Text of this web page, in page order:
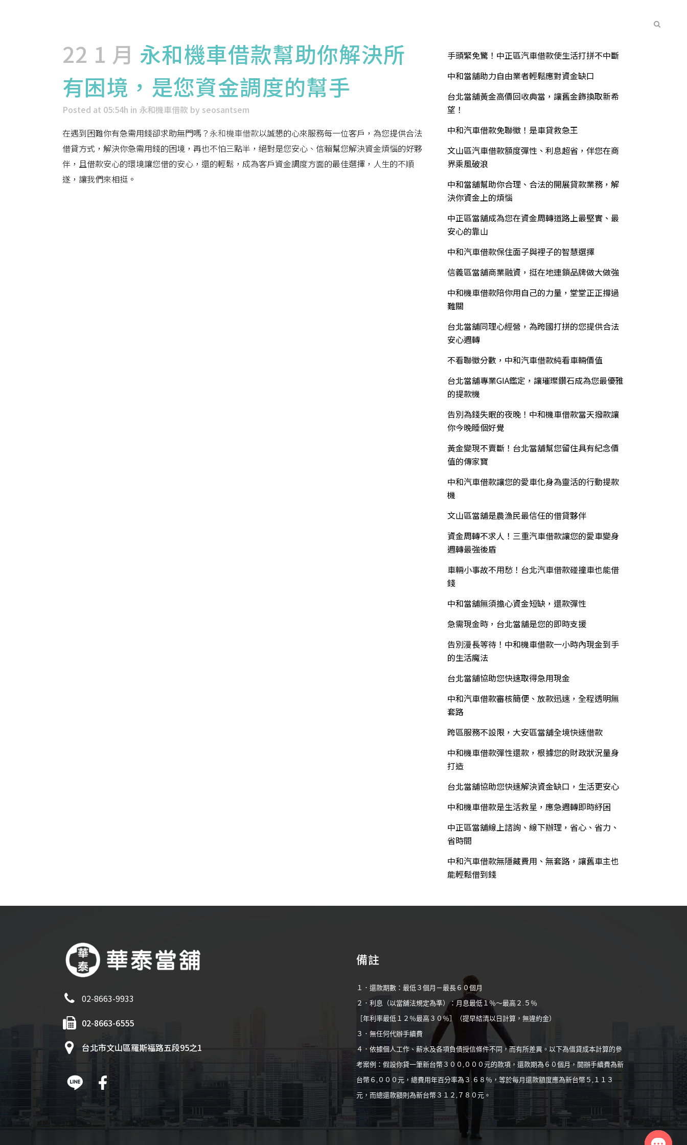
22 1 月 永和機車借款幫助你解決所
有困境，是您資金調度的幫手
Posted at 05:54h in 永和機車借款 by seosantsem
在遇到困難你有急需用錢卻求助無門嗎？永和機車借款以誠懇的心來服務每一位客戶，為您提供合法
借貸方式，解決你急需用錢的困境，再也不怕三點半，絕對是您安心、信賴幫您解決資金煩惱的好夥
伴，且借款安心的環境讓您借的安心，還的輕鬆，成為客戶資金調度方面的最佳選擇，人生的不順
遂，讓我們來相挺。
手頭緊免驚！中正區汽車借款使生活打拼不中斷
中和當舖助力自由業者輕鬆應對資金缺口
台北當舖黃金高價回收典當，讓舊金飾換取新希
望！
中和汽車借款免聯徵！是車貸救急王
文山區汽車借款額度彈性、利息超省，伴您在商
界乘風破浪
中和當舖幫助你合理、合法的開展貸款業務，解
決你資金上的煩惱
中正區當舖成為您在資金周轉道路上最堅實、最
安心的靠山
中和汽車借款保住面子與裡子的智慧選擇
信義區當舖商業融資，挺在地連鎖品牌做大做強
中和機車借款陪你用自己的力量，堂堂正正撐過
難關
台北當舖同理心經營，為跨國打拼的您提供合法
安心週轉
不看聯徵分數，中和汽車借款純看車輛價值
台北當舖專業GIA鑑定，讓璀璨鑽石成為您最優雅
的提款機
告別為錢失眠的夜晚！中和機車借款當天撥款讓
你今晚睡個好覺
黃金變現不賣斷！台北當舖幫您留住具有紀念價
值的傳家寶
中和汽車借款讓您的愛車化身為靈活的行動提款
機
文山區當舖是農漁民最信任的借貸夥伴
資金周轉不求人！三重汽車借款讓您的愛車變身
週轉最強後盾
車輛小事故不用愁！台北汽車借款碰撞車也能借
錢
中和當舖無須擔心資金短缺，還款彈性
急需現金時，台北當舖是您的即時支援
告別漫長等待！中和機車借款一小時內現金到手
的生活魔法
台北當舖協助您快速取得急用現金
中和汽車借款審核簡便、放款迅速，全程透明無
套路
跨區服務不設限，大安區當舖全境快速借款
中和機車借款彈性還款，根據您的財政狀況量身
打造
台北當舖協助您快速解決資金缺口，生活更安心
中和機車借款是生活救星，應急週轉即時紓困
中正區當舖線上諮詢、線下辦理，省心、省力、
省時間
中和汽車借款無隱藏費用、無套路，讓舊車主也
能輕鬆借到錢
02-8663-9933
02-8663-6555
台北市文山區羅斯福路五段95之1
備註
１．還款期數：最低３個月－最長６０個月
２．利息（以當舖法規定為準）：月息最低１％～最高２.５％
［年利率最低１２％最高３０％］（提早結清以日計算，無違約金）
３．無任何代辦手續費
４．依據個人工作、薪水及各項負債授信條件不同，而有所差異。以下為借貸成本計算的參
考案例：假設你貸一筆新台幣３００,０００元的款項，還款期為６０個月，開辦手續費為新
台幣６,０００元，總費用年百分率為３.６８％，等於每月還款額度應為新台幣５,１１３
元，而總還款額則為新台幣３１２,７８０元。